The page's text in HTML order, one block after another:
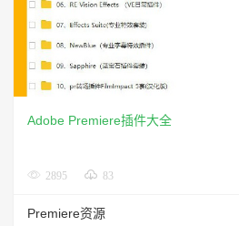
Adobe Premiere插件大全
2895 83
Premiere资源